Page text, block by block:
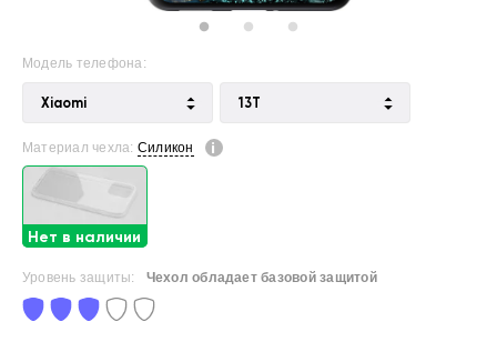
Модель телефона:
Xiaomi 13T
Материал чехла: Силикон
Нет в наличии
Уровень защиты: Чехол обладает базовой защитой